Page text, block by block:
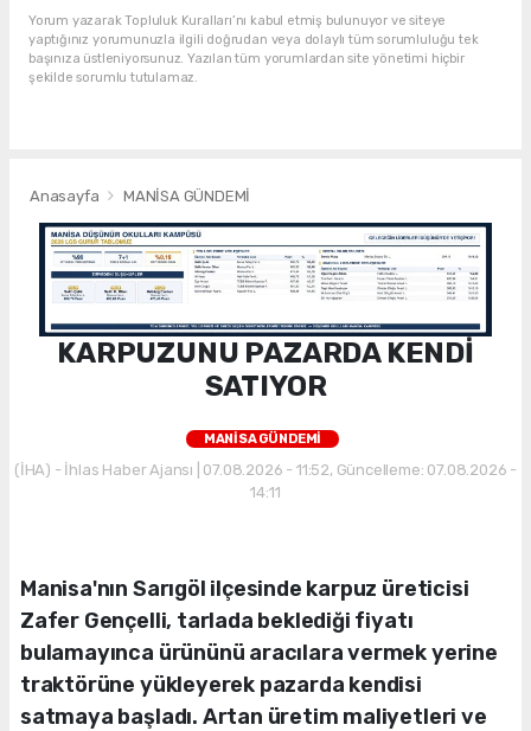
Yorum yazarak Topluluk Kuralları’nı kabul etmiş bulunuyor ve siteye
yaptığınız yorumunuzla ilgili doğrudan veya dolaylı tüm sorumluluğu tek
başınıza üstleniyorsunuz. Yazılan tüm yorumlardan site yönetimi hiçbir
şekilde sorumlu tutulamaz.
Anasayfa MANİSA GÜNDEMİ
KARPUZUNU PAZARDA KENDİ
SATIYOR
MANİSA GÜNDEMİ
(İHA) - İhlas Haber Ajansı | 07.08.2026 - 11:52, Güncelleme: 07.08.2026 -
14:11
Manisa'nın Sarıgöl ilçesinde karpuz üreticisi
Zafer Gençelli, tarlada beklediği fiyatı
bulamayınca ürününü aracılara vermek yerine
traktörüne yükleyerek pazarda kendisi
satmaya başladı. Artan üretim maliyetleri ve